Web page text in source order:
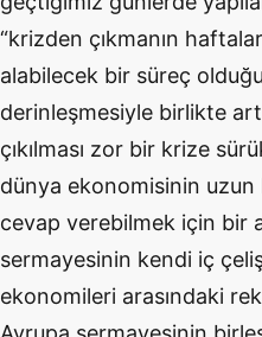
“krizden çıkmanın
alabilecek bir süreç
derinleşmesiyle birlikte
çıkılması zor bir krize
dünya ekonomisinin
cevap verebilmek için bir
sermayesinin kendi iç
ekonomileri arasındaki